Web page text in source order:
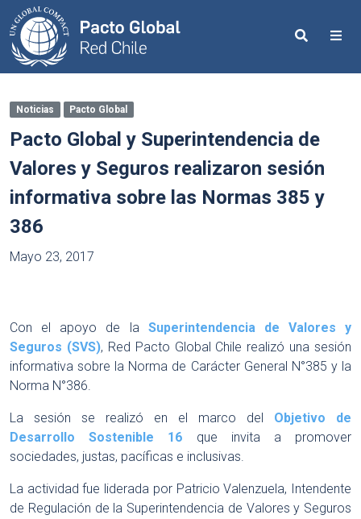
Search
Noticias Pacto Global
Pacto Global y Superintendencia de
Valores y Seguros realizaron sesión
informativa sobre las Normas 385 y
386
Mayo 23, 2017
Con el apoyo de la Superintendencia de Valores y
Seguros (SVS), Red Pacto Global Chile realizó una sesión
informativa sobre la Norma de Carácter General N°385 y la
Norma N°386.
La sesión se realizó en el marco del Objetivo de
Desarrollo Sostenible 16 que invita a promover
sociedades, justas, pacíficas e inclusivas.
La actividad fue liderada por Patricio Valenzuela, Intendente
de Regulación de la Superintendencia de Valores y Seguros